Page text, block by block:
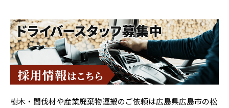
樹木・間伐材や産業廃棄物運搬のご依頼は広島県広島市の松